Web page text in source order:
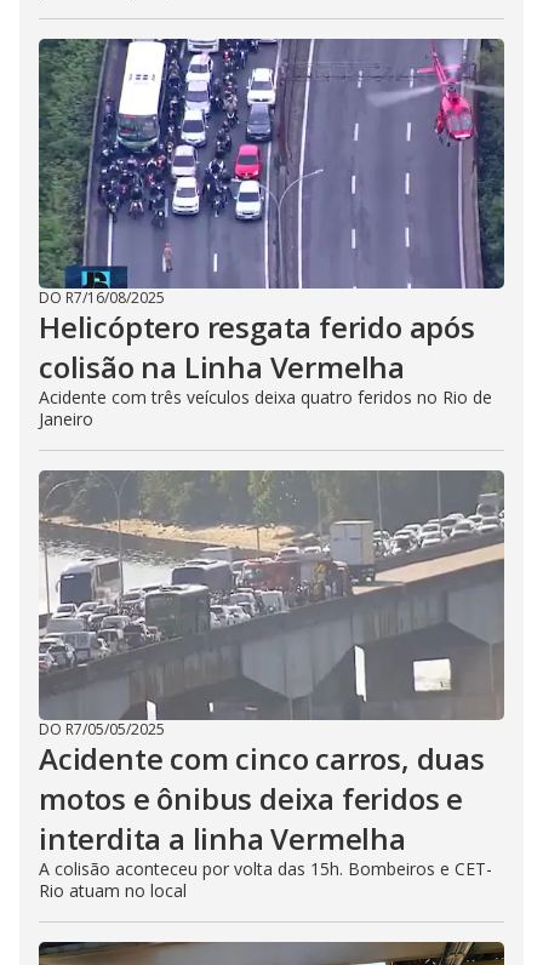
DO R7/16/08/2025
Helicóptero resgata ferido após
colisão na Linha Vermelha
Acidente com três veículos deixa quatro feridos no Rio de
Janeiro
DO R7/05/05/2025
Acidente com cinco carros, duas
motos e ônibus deixa feridos e
interdita a linha Vermelha
A colisão aconteceu por volta das 15h. Bombeiros e CET-
Rio atuam no local